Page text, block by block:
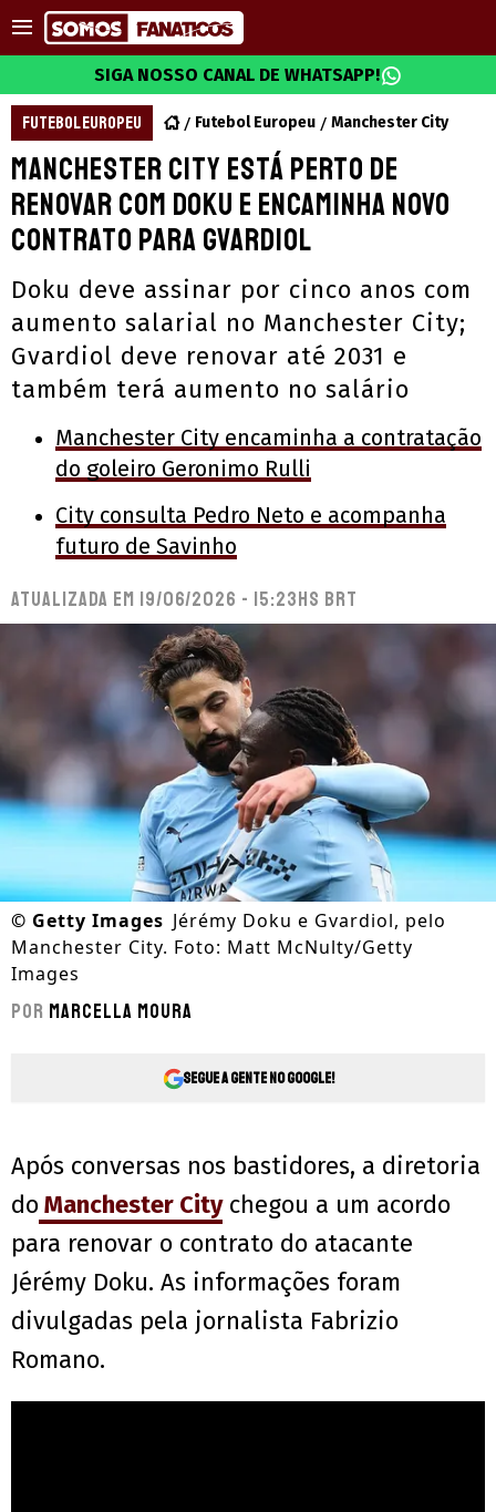
SIGA NOSSO CANAL DE WHATSAPP!
FUTEBOL EUROPEU Futebol Europeu Manchester City
Manchester City está perto de
renovar com Doku e encaminha novo
contrato para Gvardiol
Doku deve assinar por cinco anos com
aumento salarial no Manchester City;
Gvardiol deve renovar até 2031 e
também terá aumento no salário
Manchester City encaminha a contratação
do goleiro Geronimo Rulli
City consulta Pedro Neto e acompanha
futuro de Savinho
Atualizada em 19/06/2026 - 15:23hs BRT
© Getty Images Jérémy Doku e Gvardiol, pelo
Manchester City. Foto: Matt McNulty/Getty
Images
Por Marcella Moura
Segue a gente no Google!
Após conversas nos bastidores, a diretoria
doManchester Citychegou a um acordo
para renovar o contrato do atacante
Jérémy Doku. As informações foram
divulgadas pela jornalista Fabrizio
Romano.